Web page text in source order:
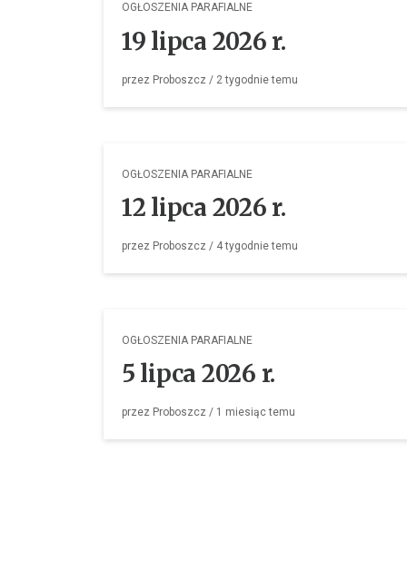
OGŁOSZENIA PARAFIALNE
19 lipca 2026 r.
przez Proboszcz / 2 tygodnietemu
OGŁOSZENIA PARAFIALNE
12 lipca 2026 r.
przez Proboszcz / 4 tygodnietemu
OGŁOSZENIA PARAFIALNE
5 lipca 2026 r.
przez Proboszcz / 1 miesiąctemu